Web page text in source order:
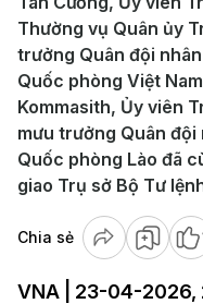
Thường vụ Quân ủy
trưởng Quân đội
Quốc phòng Việt
Kommasith, Ủy viên
mưu trưởng Quân đội
Quốc phòng Lào đã
giao Trụ sở Bộ Tư
Chia sẻ
VNA | 23-04-2026,